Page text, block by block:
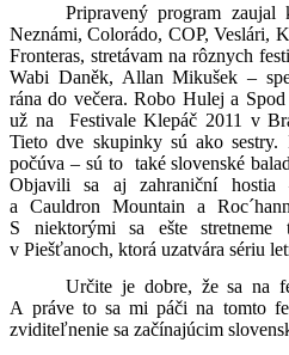
Pripravený program zaujal
Neznámi, Colorádo, COP, Veslári,
Fronteras, stretávam na rôznych
Wabi Daněk, Allan Mikušek –
rána do večera. Robo Hulej a
už na
Festivale Klepáč 2011 v
Tieto dve skupinky sú ako
počúva – sú to také slovenské
Objavili sa aj zahraniční hostia
a Cauldron Mountain a
S niektorými sa ešte
v Piešťanoch, ktorá uzatvára sériu
Určite je dobre, že sa na
A práve to sa mi páči na tomto
zviditeľnenie sa začínajúcim